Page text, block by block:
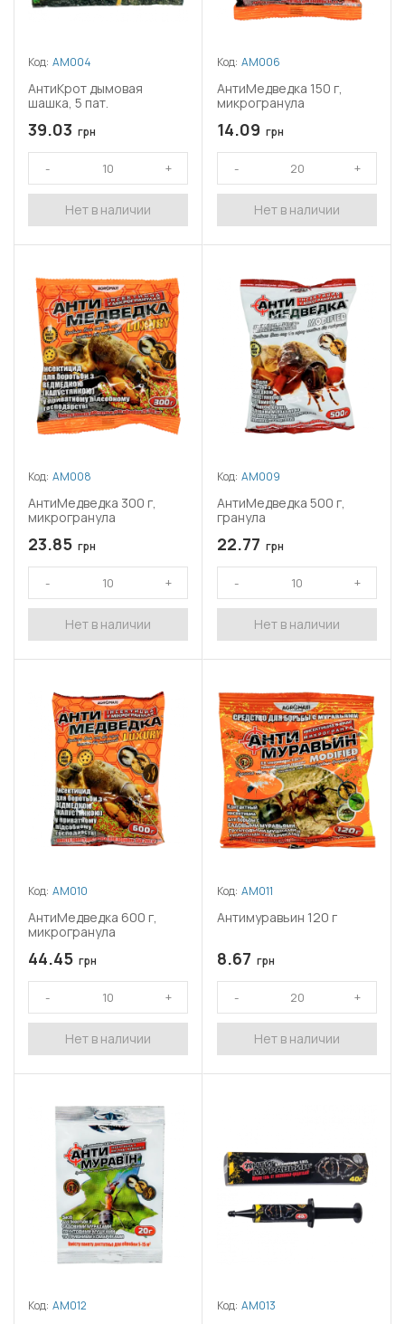
Код: АМ004
АнтиКрот дымовая
шашка, 5 пат.
39.03 грн
Нет в наличии
Код: АМ006
АнтиМедведка 150 г,
микрогранула
14.09 грн
Нет в наличии
Код: АМ008
АнтиМедведка 300 г,
микрогранула
23.85 грн
Нет в наличии
Код: АМ009
АнтиМедведка 500 г,
гранула
22.77 грн
Нет в наличии
Код: АМ010
АнтиМедведка 600 г,
микрогранула
44.45 грн
Нет в наличии
Код: АМ011
Антимуравьин 120 г
8.67 грн
Нет в наличии
Код: АМ012 Код: АМ013